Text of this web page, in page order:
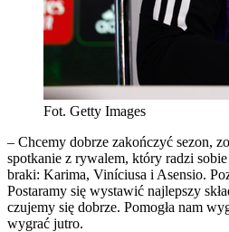
Fot. Getty Images
– Chcemy dobrze zakończyć sezon,
spotkanie z rywalem, który radzi
braki: Karima, Viníciusa i Asensio.
Postaramy się wystawić najlepszy
czujemy się dobrze. Pomogła nam
wygrać jutro.